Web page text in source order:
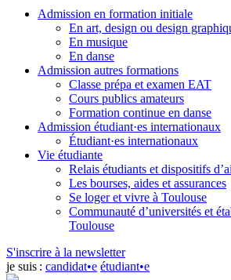
Admission en formation initiale
En art, design ou design
En musique
En danse
Admission autres formations
Classe prépa et examen EAT
Cours publics amateurs
Formation continue en danse
Admission étudiant·es internationaux
Étudiant·es internationaux
Vie étudiante
Relais étudiants et dispositifs
Les bourses, aides et assurances
Se loger et vivre à Toulouse
Communauté d’universités et
Toulouse
S'inscrire à la newsletter
je suis : candidat•e étudiant•e